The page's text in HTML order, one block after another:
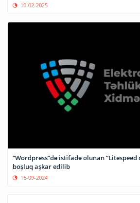
10-02-2025
“Wordpress”də istifadə olunan “Litespeed
boşluq aşkar edilib
16-09-2024